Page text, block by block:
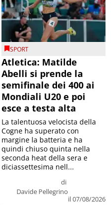
SPORT
Atletica: Matilde
Abelli si prende la
semifinale dei 400 ai
Mondiali U20 e poi
esce a testa alta
di
Davide Pellegrino
il 07/08/2026
La talentuosa velocista della
Cogne ha superato con
margine la batteria e ha
quindi chiuso quinta nella
seconda heat della sera e
diciassettesima nell...